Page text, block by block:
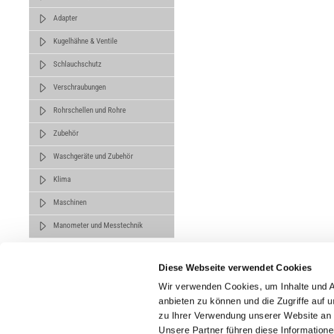
Diese Webseite verwendet Cookies
Wir verwenden Cookies, um Inhalte und
anbieten zu können und die Zugriffe auf
zu Ihrer Verwendung unserer Website
Unsere Partner führen diese
Adapter
Kugelhähne & Ventile
Schlauchschutz
Verschraubungen
Rohrschellen und Rohre
Zubehör
Waschgeräte und Zubehör
Klima
Maschinen
Manometer und Messtechnik
Unternehmen Service